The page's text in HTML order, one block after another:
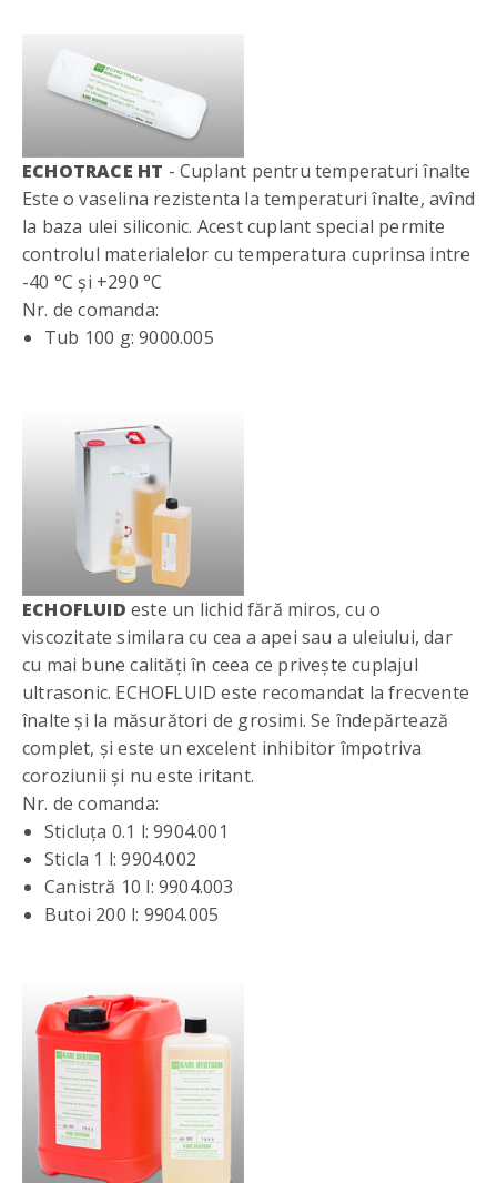
ECHOTRACE HT - Cuplant pentru temperaturi înalte
Este o vaselina rezistenta la temperaturi înalte, avînd
la baza ulei siliconic. Acest cuplant special permite
controlul materialelor cu temperatura cuprinsa intre
-40 °C și +290 °C
Nr. de comanda:
Tub 100 g: 9000.005
ECHOFLUID este un lichid fără miros, cu o
viscozitate similara cu cea a apei sau a uleiului, dar
cu mai bune calități în ceea ce privește cuplajul
ultrasonic. ECHOFLUID este recomandat la frecvente
înalte și la măsurători de grosimi. Se îndepărtează
complet, și este un excelent inhibitor împotriva
coroziunii și nu este iritant.
Nr. de comanda:
Sticluța 0.1 l: 9904.001
Sticla 1 l: 9904.002
Canistră 10 l: 9904.003
Butoi 200 l: 9904.005